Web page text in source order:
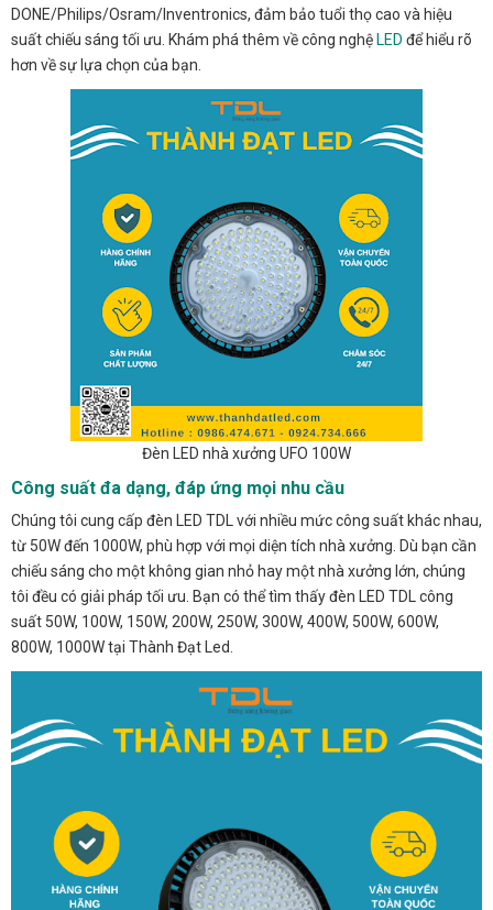
DONE/Philips/Osram/Inventronics, đảm bảo tuổi thọ cao và hiệu
suất chiếu sáng tối ưu. Khám phá thêm về công nghệ LED để hiểu rõ
hơn về sự lựa chọn của bạn.
Đèn LED nhà xưởng UFO 100W
Công suất đa dạng, đáp ứng mọi nhu cầu
Chúng tôi cung cấp đèn LED TDL với nhiều mức công suất khác nhau,
từ 50W đến 1000W, phù hợp với mọi diện tích nhà xưởng. Dù bạn cần
chiếu sáng cho một không gian nhỏ hay một nhà xưởng lớn, chúng
tôi đều có giải pháp tối ưu. Bạn có thể tìm thấy đèn LED TDL công
suất 50W, 100W, 150W, 200W, 250W, 300W, 400W, 500W, 600W,
800W, 1000W tại Thành Đạt Led.